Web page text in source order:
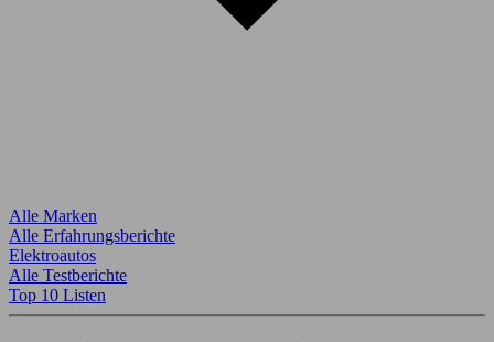
Alle Marken
Alle Erfahrungsberichte
Elektroautos
Alle Testberichte
Top 10 Listen